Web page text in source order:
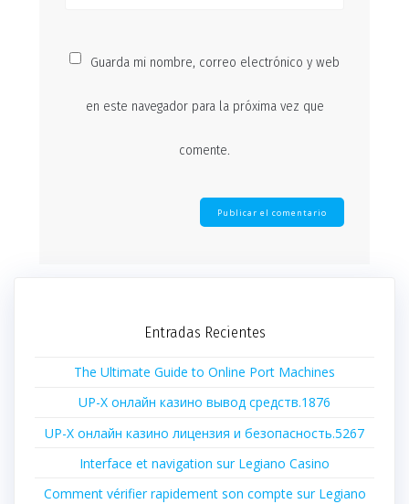
Guarda mi nombre, correo electrónico y web
en este navegador para la próxima vez que
comente.
Entradas Recientes
The Ultimate Guide to Online Port Machines
UP-X онлайн казино вывод средств.1876
UP-X онлайн казино лицензия и безопасность.5267
Interface et navigation sur Legiano Casino
Comment vérifier rapidement son compte sur Legiano